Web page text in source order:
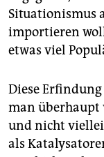
Situationismus
importieren
etwas viel
Diese
man überhaupt
und nicht
als